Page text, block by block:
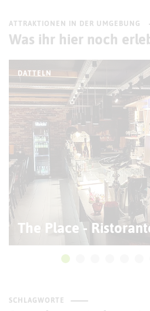
ATTRAKTIONEN IN DER UMGEBUNG
Was ihr hier noch
DATTELN
The Place -
SCHLAGWORTE